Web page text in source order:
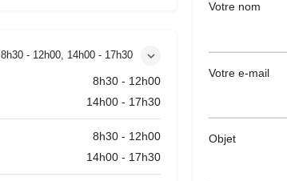
8h30 - 12h00, 14h00 - 17h30
8h30 - 12h00
14h00 - 17h30
8h30 - 12h00
14h00 - 17h30
Votre nom
Votre e-mail
Objet